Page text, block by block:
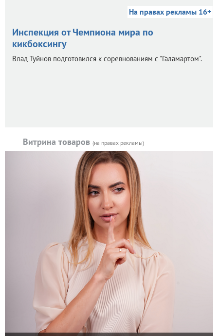
На правах рекламы 16+
Инспекция от Чемпиона мира по
кикбоксингу
Влад Туйнов подготовился к соревнованиям с "Галамартом".
Витрина товаров (на правах рекламы)